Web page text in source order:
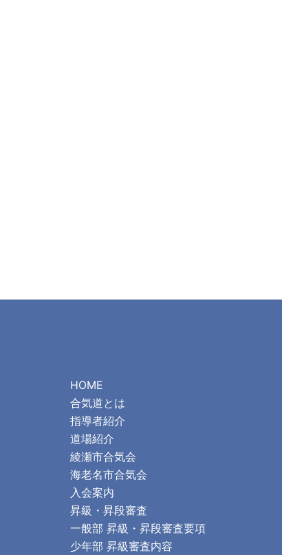
HOME
合気道とは
指導者紹介
道場紹介
綾瀬市合気会
海老名市合気会
入会案内
昇級・昇段審査
一般部 昇級・昇段審査要項
少年部 昇級審査内容